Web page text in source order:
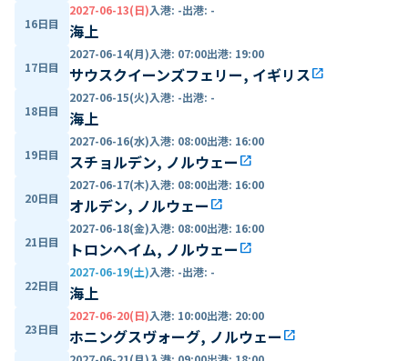
16日目
2027-06-13(日)入港: -出港: -
海上
17日目
2027-06-14(月)入港: 07:00出港: 19:00
サウスクイーンズフェリー, イギリスopen_in_new
18日目
2027-06-15(火)入港: -出港: -
海上
19日目
2027-06-16(水)入港: 08:00出港: 16:00
スチョルデン, ノルウェー open_in_new
20日目
2027-06-17(木)入港: 08:00出港: 16:00
オルデン, ノルウェー open_in_new
21日目
2027-06-18(金)入港: 08:00出港: 16:00
トロンヘイム, ノルウェー open_in_new
22日目
2027-06-19(土)入港: -出港: -
海上
23日目
2027-06-20(日)入港: 10:00出港: 20:00
ホニングスヴォーグ, ノルウェー open_in_new